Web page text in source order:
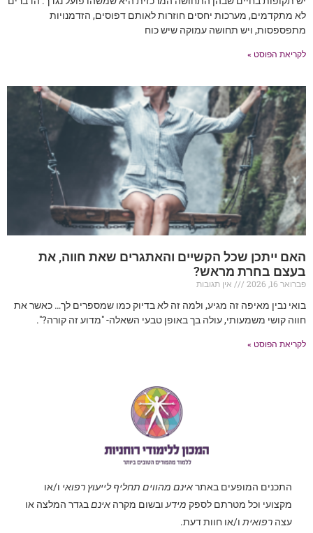
לא מתקדמים, מערכות יחסים חוזרות לאותם דפוסים, הזדמנויות
מתפספסות, ויש תחושה עמוקה שיש כוח
לקריאת הפוסט »
האם ייתכן שכל הקשיים והאתגרים שאת חווה, את
בעצם בחרת מראש?
פברואר 16, 2026
אין תגובות
בואי נבין מאיפה זה מגיע, ולמה זה לא בדיוק כמו שמספרים לך… כאשר את
חווה קושי משמעותי, עולה בך באופן טבעי השאלה- "מדוע זה קורה?".
לקריאת הפוסט »
התכנים המופעים באתראינם מהווים תחליף לייעוץ רפואי ו/או
מקצועי וכל מטרתם לספק מידעובשום מקרה אינםבגדר המלצה או
עצה רפואיתו/או חוות דעת.